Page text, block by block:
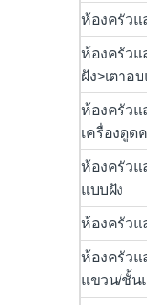
ห้องครัวแ
ห้องครัวแ
ฝัง>เตาอ
ห้องครัว
เครื่องดูด
ห้องครัวแ
แบบฝัง
ห้องครัว
ห้องครัว
แขวน/ชั้น